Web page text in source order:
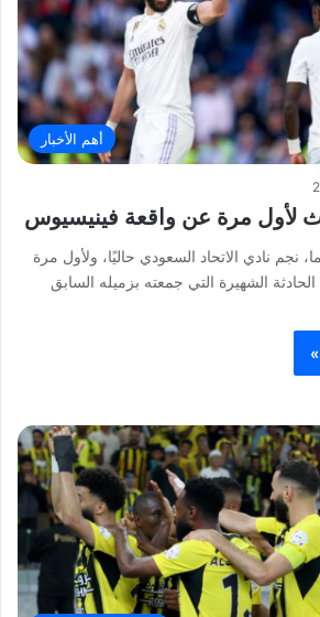
أهم الأخبار
لأول مرة عن واقعة فينيسيوس
نجم نادي الاتحاد السعودي حاليًا، ولأول مرة
الشهيرة التي جمعته بزميله السابق